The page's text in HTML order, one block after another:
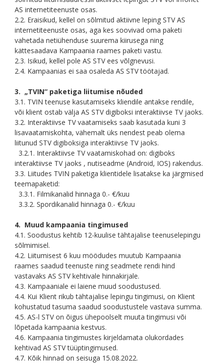
AS internetiteenuste osas.
2.2. Eraisikud, kellel on sõlmitud aktiivne leping STV AS
internetiteenuste osas, aga kes soovivad oma paketi
vahetada netiühenduse suurema kiirusega ning
kättesaadava Kampaania raames paketi vastu.
2.3. Isikud, kellel pole AS STV ees võlgnevusi.
2.4. Kampaanias ei saa osaleda АS STV töötajad.
3. „TVIN“ paketiga liitumise nõuded
3.1. TVIN teenuse kasutamiseks kliendile antakse rendile,
või klient ostab välja AS STV digiboksi interaktiivse TV jaoks.
3.2. Interaktiivse TV vaatamiseks saab kasutada kuni 3
lisavaatamiskohta, vähemalt üks nendest peab olema
liitunud STV digiboksiga interaktiivse TV jaoks.
3.2.1. Interaktiivse TV vaatamiskohad on: digiboks
interaktiivse TV jaoks , nutiseadme (Android, IOS) rakendus.
3.3. Liitudes TVIN paketiga klientidele lisatakse ka järgmised
teemapaketid:
3.3.1. Filmikanalid hinnaga 0.- €/kuu
3.3.2. Spordikanalid hinnaga 0.- €/kuu
4. Muud kampaania tingimused
4.1. Soodustus kehtib 12-kuulise tähtajalise teenuselepingu
sõlmimisel.
4.2. Liitumisest 6 kuu möödudes muutub Kampaania
raames saadud teenuste ning seadmete rendi hind
vastavaks AS STV kehtivale hinnakirjale.
4.3. Kampaaniale ei laiene muud soodustused.
4.4. Kui Klient rikub tähtajalise lepingu tingimusi, on Klient
kohustatud tasuma saadud soodustustele vastava summa.
4.5. AS-l STV on õigus ühepoolselt muuta tingimusi või
lõpetada kampaania kestvus.
4.6. Kampaania tingimustes kirjeldamata olukordades
kehtivad AS STV tüüptingimused.
4.7. Kõik hinnad on seisuga 15.08.2022.